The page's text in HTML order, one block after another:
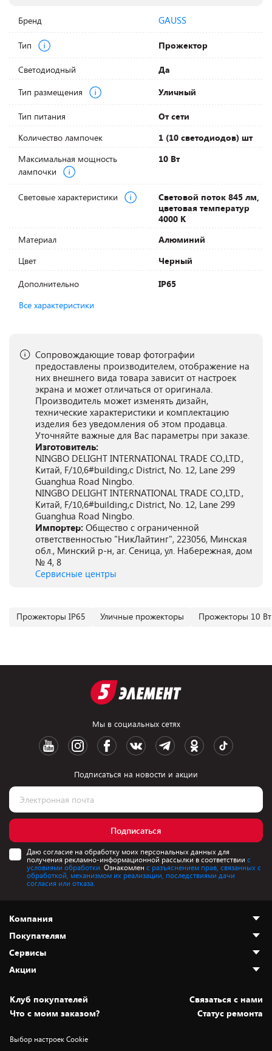
Бренд GAUSS
Тип Прожектор
Светодиодный
Да
Тип размещения
Уличный
Тип питания
От сети
Количество лампочек
1 (10 светодиодов) шт
Максимальная мощность
лампочки
10 Вт
Световые характеристики
Световой поток 845 лм,
цветовая температур
4000 К
Материал
Алюминий
Цвет
Черный
Дополнительно
IP65
Все характеристики
Сопровождающие товар фотографии
предоставлены производителем, отображение на
них внешнего вида товара зависит от настроек
экрана и может отличаться от оригинала.
Производитель может изменять дизайн,
технические характеристики и комплектацию
изделия без уведомления об этом продавца.
Уточняйте важные для Вас параметры при заказе.
Изготовитель:
NINGBO DELIGHT INTERNATIONAL TRADE CO.,LTD.,
Китай, F/10,6#building,c District, No. 12, Lane 299
Guanghua Road Ningbo.
NINGBO DELIGHT INTERNATIONAL TRADE CO.,LTD.,
Китай, F/10,6#building,c District, No. 12, Lane 299
Guanghua Road Ningbo.
Импортер: Общество с ограниченной
ответственностью "НикЛайтинг", 223056, Минская
обл., Минский р-н, аг. Сеница, ул. Набережная, дом
№ 4, 8
Сервисные центры
Прожекторы IP65 Уличные прожекторы Прожекторы 10 Вт
Мы в социальных сетях
Подписаться на новости и акции
Подписаться
Даю согласие на обработку моих персональных данных для
получения рекламно-информационной рассылки в соответствии с
условиями обработки. Ознакомлен с разъяснением прав, связанных с
обработкой, механизмом их реализации, последствиями дачи
согласия или отказа.
Компания
О нас
Адреса магазинов
Новости
Статьи и обзоры
Вакансии
Дай пять добру!
Покупателям
Как сделать заказ
Оплата и доставка
Безналичный расчёт
Обмен и возврат товара
Обработка персональных данных
Сервисы
Установка техники
Для игровых консолей
Для мобильных устройств
Акции
Скидки и промокоды
Белорусские товары
Бонусы
Клуб покупателей
Cвязаться с нами
Что с моим заказом?
Статус ремонта
Выбор настроек Cookie